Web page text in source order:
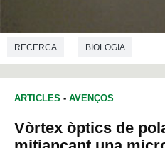
RECERCA BIOLOGIA
ARTICLES - AVENÇOS
Vòrtex òptics de